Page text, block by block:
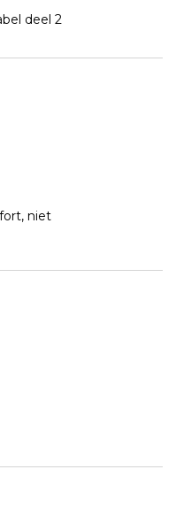
deel 2
niet